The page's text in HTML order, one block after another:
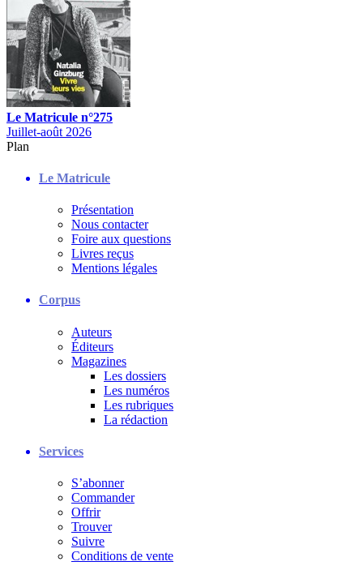
Le Matricule n°275
Juillet-août 2026
Plan
Le Matricule
Présentation
Nous contacter
Foire aux questions
Livres reçus
Mentions légales
Corpus
Auteurs
Éditeurs
Magazines
Les dossiers
Les numéros
Les rubriques
La rédaction
Services
S’abonner
Commander
Offrir
Trouver
Suivre
Conditions de vente